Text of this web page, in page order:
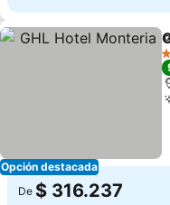
Opción destacada
4
De $ 316.237